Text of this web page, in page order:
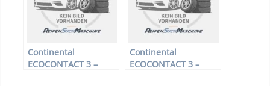
Continental
ECOCONTACT 3 –
Continental
ECOCONTACT 3 –